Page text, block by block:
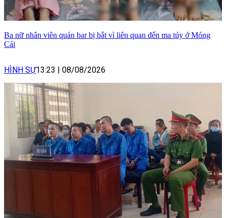
Ba nữ nhân viên quán bar bị bắt vì liên quan đến ma túy ở Móng
Cái
HÌNH SỰ13:23 08/08/2026